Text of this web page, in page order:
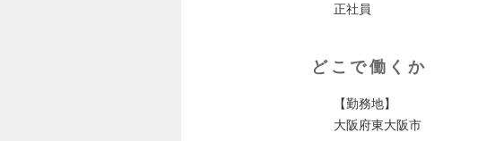
正社員
どこで働くか
【勤務地】
大阪府東大阪市